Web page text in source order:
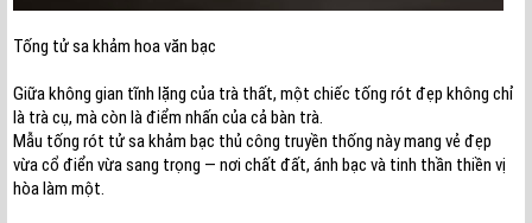
Tống tử sa khảm hoa văn bạc
Giữa không gian tĩnh lặng của trà thất, một chiếc tống rót đẹp không chỉ
là trà cụ, mà còn là điểm nhấn của cả bàn trà.
Mẫu tống rót tử sa khảm bạc thủ công truyền thống này mang vẻ đẹp
vừa cổ điển vừa sang trọng — nơi chất đất, ánh bạc và tinh thần thiền vị
hòa làm một.